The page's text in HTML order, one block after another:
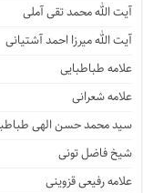
آیت الله محمد تقی آملی
آیت الله میرزا احمد آشتیانی
علامه طباطبایی
علامه شعرانی
سید محمد حسن الهی
شیخ فاضل تونی
علامه رفیعی قزوینی